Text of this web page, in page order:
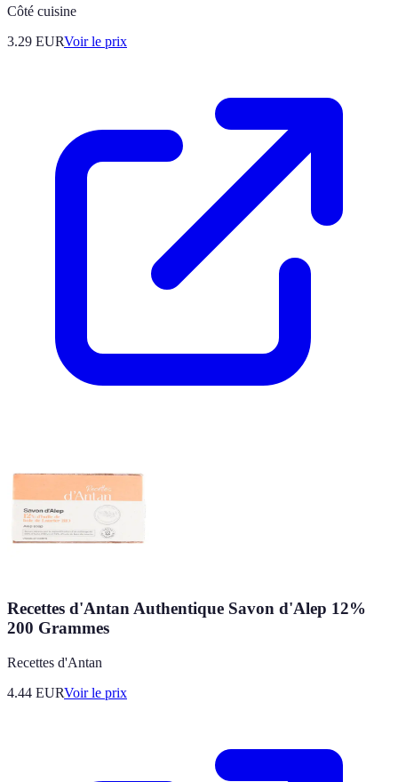
Côté cuisine
3.29 EURVoir le prix
Recettes d'Antan Authentique Savon d'Alep 12%
200 Grammes
Recettes d'Antan
4.44 EURVoir le prix